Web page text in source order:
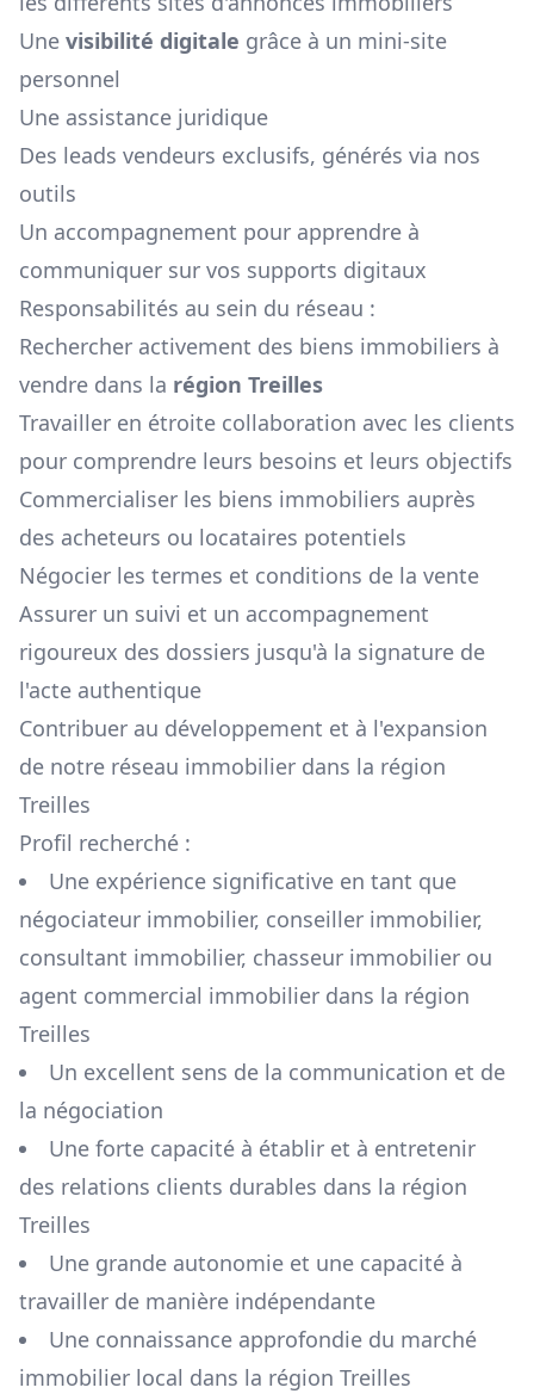
Une visibilité digitale grâce à un mini-site
personnel
Une assistance juridique
Des leads vendeurs exclusifs, générés via nos
outils
Un accompagnement pour apprendre à
communiquer sur vos supports digitaux
Responsabilités au sein du réseau :
Rechercher activement des biens immobiliers à
vendre dans la région Treilles
Travailler en étroite collaboration avec les clients
pour comprendre leurs besoins et leurs objectifs
Commercialiser les biens immobiliers auprès
des acheteurs ou locataires potentiels
Négocier les termes et conditions de la vente
Assurer un suivi et un accompagnement
rigoureux des dossiers jusqu'à la signature de
l'acte authentique
Contribuer au développement et à l'expansion
de notre réseau immobilier dans la région
Treilles
Profil recherché :
Une expérience significative en tant que
négociateur immobilier, conseiller immobilier,
consultant immobilier, chasseur immobilier ou
agent commercial immobilier dans la région
Treilles
Un excellent sens de la communication et de
la négociation
Une forte capacité à établir et à entretenir
des relations clients durables dans la région
Treilles
Une grande autonomie et une capacité à
travailler de manière indépendante
Une connaissance approfondie du marché
immobilier local dans la région Treilles